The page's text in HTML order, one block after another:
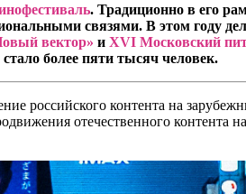
. Традиционно в его
связями. В этом году
вектор» и XVI Московский
более пяти тысяч человек.
российского контента на
отечественного контента